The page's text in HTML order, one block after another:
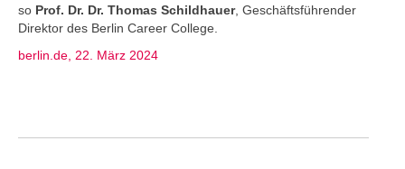
so Prof. Dr. Dr. Thomas Schildhauer, Geschäftsführender
Direktor des Berlin Career College.
berlin.de, 22. März 2024